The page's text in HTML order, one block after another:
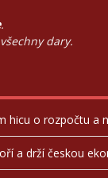
.
dary.
hicu o rozpočtu a
a drží českou